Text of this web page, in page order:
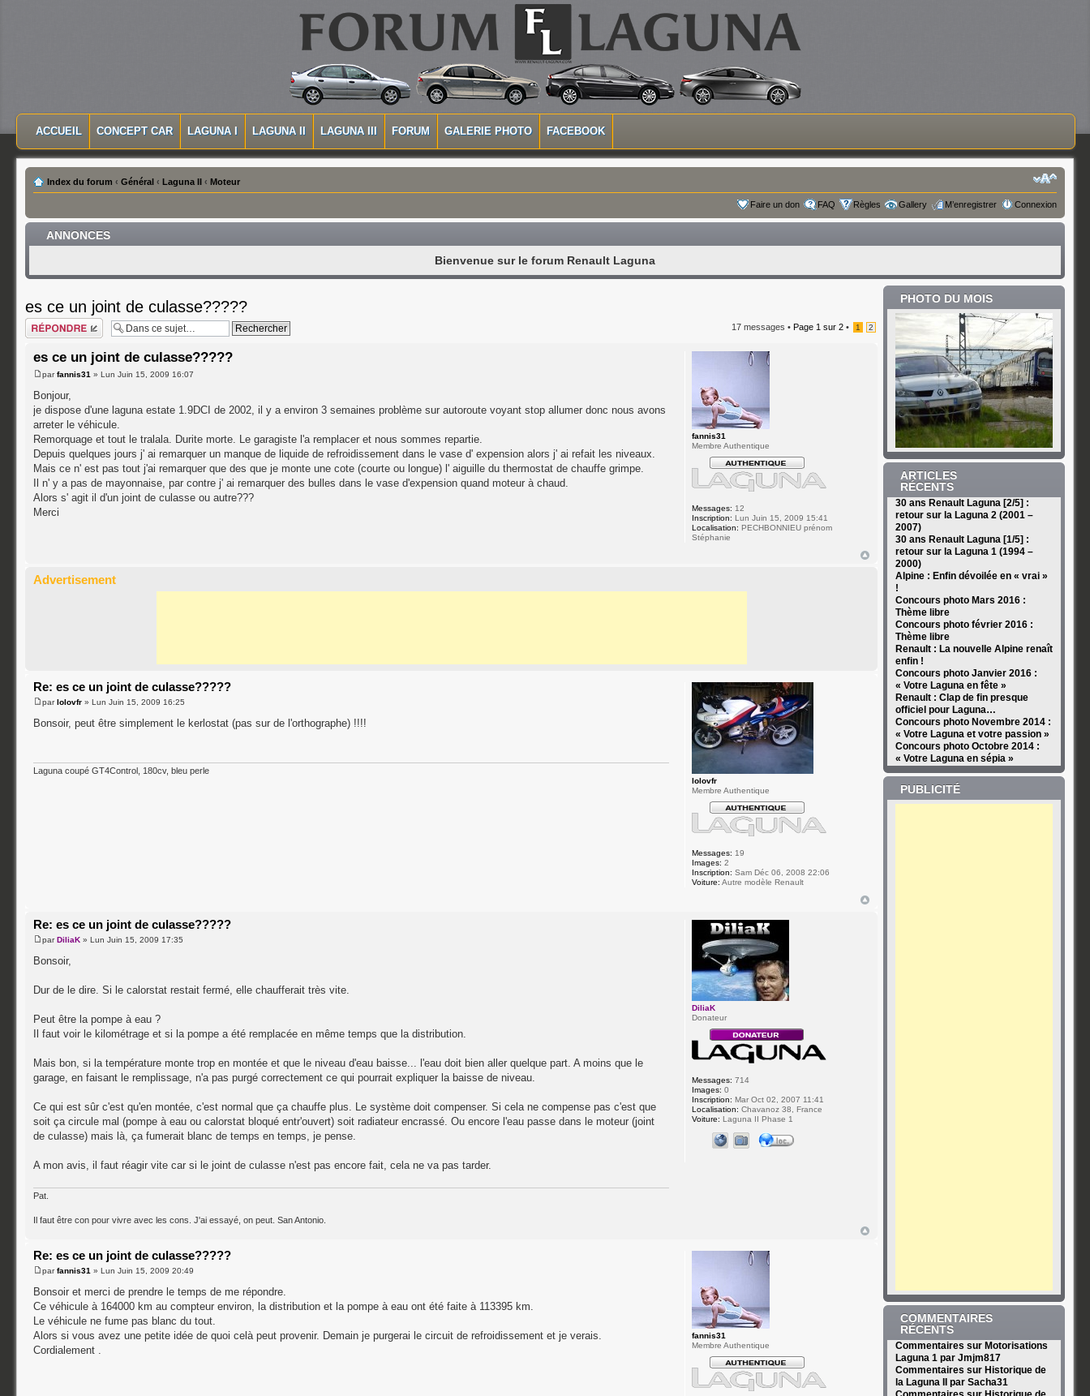
MENU PRINCIPAL
ACCUEIL CONCEPT CAR LAGUNA I LAGUNA II LAGUNA III FORUM GALERIE PHOTO FACEBOOK
Index du forum ‹ Général ‹ Laguna II ‹ Moteur
Faire un don FAQ Règles Gallery M’enregistrer Connexion
ANNONCES
Bienvenue sur le forum Renault Laguna
es ce un joint de culasse?????
Répondre 17 messages •Page 1 sur2 • 1 2
es ce un joint de culasse?????
parfannis31 » Lun Juin 15, 2009 16:07
Bonjour,
je dispose d'une laguna estate 1.9DCI de 2002, il y a environ 3 semaines problème sur autoroute voyant stop allumer donc nous avons
arreter le véhicule.
Remorquage et tout le tralala. Durite morte. Le garagiste l'a remplacer et nous sommes repartie.
Depuis quelques jours j' ai remarquer un manque de liquide de refroidissement dans le vase d' expension alors j' ai refait les niveaux.
Mais ce n' est pas tout j'ai remarquer que des que je monte une cote (courte ou longue) l' aiguille du thermostat de chauffe grimpe.
Il n' y a pas de mayonnaise, par contre j' ai remarquer des bulles dans le vase d'expension quand moteur à chaud.
Alors s' agit il d'un joint de culasse ou autre???
Merci
fannis31
Membre Authentique
Messages: 12
Inscription: Lun Juin 15, 2009 15:41
Localisation: PECHBONNIEU prénom
Stéphanie
Advertisement
Re: es ce un joint de culasse?????
parlolovfr » Lun Juin 15, 2009 16:25
Bonsoir, peut être simplement le kerlostat (pas sur de l'orthographe) !!!!
Laguna coupé GT4Control, 180cv, bleu perle
lolovfr
Membre Authentique
Messages: 19
Images: 2
Inscription: Sam Déc 06, 2008 22:06
Voiture: Autre modèle Renault
Re: es ce un joint de culasse?????
parDiliaK » Lun Juin 15, 2009 17:35
Bonsoir,
Dur de le dire. Si le calorstat restait fermé, elle chaufferait très vite.
Peut être la pompe à eau ?
Il faut voir le kilométrage et si la pompe a été remplacée en même temps que la distribution.
Mais bon, si la température monte trop en montée et que le niveau d'eau baisse... l'eau doit bien aller quelque part. A moins que le
garage, en faisant le remplissage, n'a pas purgé correctement ce qui pourrait expliquer la baisse de niveau.
Ce qui est sûr c'est qu'en montée, c'est normal que ça chauffe plus. Le système doit compenser. Si cela ne compense pas c'est que
soit ça circule mal (pompe à eau ou calorstat bloqué entr'ouvert) soit radiateur encrassé. Ou encore l'eau passe dans le moteur (joint
de culasse) mais là, ça fumerait blanc de temps en temps, je pense.
A mon avis, il faut réagir vite car si le joint de culasse n'est pas encore fait, cela ne va pas tarder.
Pat.
Il faut être con pour vivre avec les cons. J'ai essayé, on peut. San Antonio.
DiliaK
Donateur
Messages: 714
Images: 0
Inscription: Mar Oct 02, 2007 11:41
Localisation: Chavanoz 38, France
Voiture: Laguna II Phase 1
Re: es ce un joint de culasse?????
parfannis31 » Lun Juin 15, 2009 20:49
Bonsoir et merci de prendre le temps de me répondre.
Ce véhicule à 164000 km au compteur environ, la distribution et la pompe à eau ont été faite à 113395 km.
Le véhicule ne fume pas blanc du tout.
Alors si vous avez une petite idée de quoi celà peut provenir. Demain je purgerai le circuit de refroidissement et je verais.
Cordialement .
fannis31
Membre Authentique
PHOTO DU MOIS
ARTICLES
RÉCENTS
30 ans Renault Laguna [2/5] :
retour sur la Laguna 2 (2001 –
2007)
30 ans Renault Laguna [1/5] :
retour sur la Laguna 1 (1994 –
2000)
Alpine : Enfin dévoilée en « vrai »
!
Concours photo Mars 2016 :
Thème libre
Concours photo février 2016 :
Thème libre
Renault : La nouvelle Alpine renaît
enfin !
Concours photo Janvier 2016 :
« Votre Laguna en fête »
Renault : Clap de fin presque
officiel pour Laguna…
Concours photo Novembre 2014 :
« Votre Laguna et votre passion »
Concours photo Octobre 2014 :
« Votre Laguna en sépia »
PUBLICITÉ
COMMENTAIRES
RÉCENTS
Commentaires sur Motorisations
Laguna 1 par Jmjm817
Commentaires sur Historique de
la Laguna II par Sacha31